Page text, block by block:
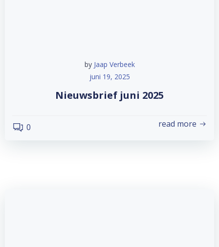
by Jaap Verbeek
juni 19, 2025
Nieuwsbrief juni 2025
0 read more